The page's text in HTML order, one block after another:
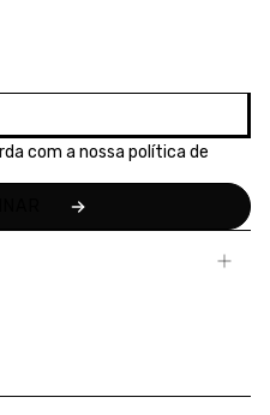
com a nossa política de